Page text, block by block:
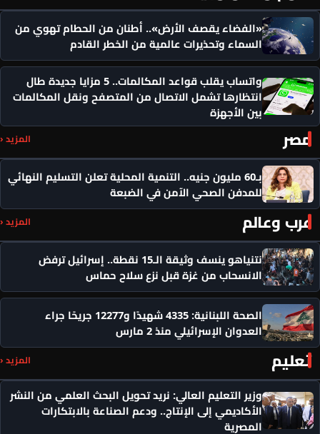
«الفضاء يقصف الأرض».. أطنان من الحطام تهوي من
السماء وتحذيرات عالمية من الخطر القادم
واتساب يقلب قواعد المكالمات.. 5 مزايا جديدة طال
انتظارها تشمل الاتصال من المتصفح ونقل المكالمات
بين الأجهزة
مصر المزيد ‹
بـ60 مليون جنيه.. التنمية المحلية تعلن التسليم النهائي
للمدفن الصحي الآمن في الضبعة
عرب وعالم المزيد ‹
نتنياهو ينسف وثيقة الـ15 نقطة.. إسرائيل ترفض
الانسحاب من غزة قبل نزع سلاح حماس
الصحة اللبنانية: 4335 شهيدًا و12277 جريحًا جراء
العدوان الإسرائيلي منذ 2 مارس
تعليم المزيد ‹
وزير التعليم العالي: نريد تحويل البحث العلمي من النشر
الأكاديمي إلى الإنتاج.. ودعم الصناعة بالابتكارات
المصرية